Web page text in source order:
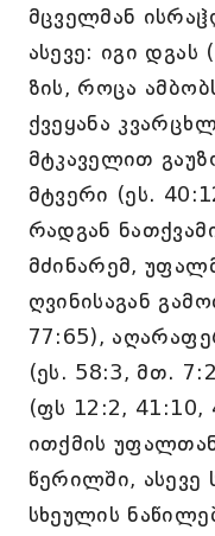
მცველმან
ასევე: იგი
ზის, როცა
ქვეყანა
მტკაველით
მტვერი (ეს.
რადგან
მძინარემ,
ღვინისაგან
77:65),
(ეს. 58:3, მთ.
(ფს 12:2,
ითქმის
წერილში, ასევე
სხეულის